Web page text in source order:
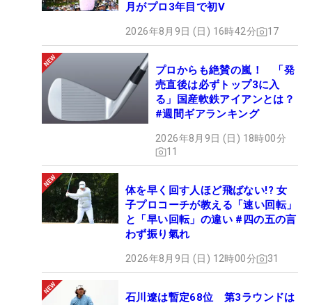
月がプロ3年目で初V
2026年8月9日 (日) 16時42分 17
プロからも絶賛の嵐！ 「発
売直後は必ずトップ3に入
る」国産軟鉄アイアンとは？
#週間ギアランキング
2026年8月9日 (日) 18時00分
11
体を早く回す人ほど飛ばない!? 女
子プロコーチが教える「速い回転」
と「早い回転」の違い #四の五の言
わず振り氣れ
2026年8月9日 (日) 12時00分 31
石川遼は暫定68位 第3ラウンドは